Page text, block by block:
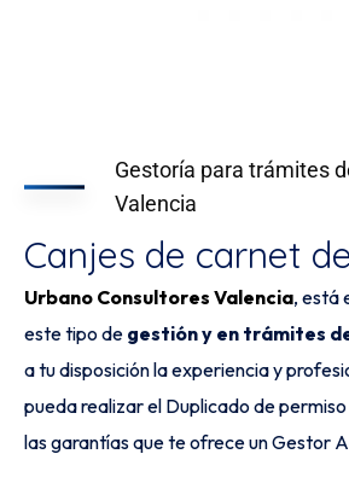
Gestoría para trámites
Valencia
Canjes de carnet
Urbano Consultores Valencia, está
este tipo de gestión y en trámites
a tu disposición la experiencia y
pueda realizar el Duplicado de
las garantías que te ofrece un Gestor